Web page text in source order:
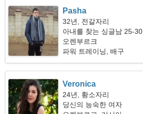
Pasha
32년, 전갈자리
아내를 찾는 싱글남 25-30
오렌부르크
파워 트레이닝, 배구
Veronica
24년, 황소자리
당신의 능숙한 여자